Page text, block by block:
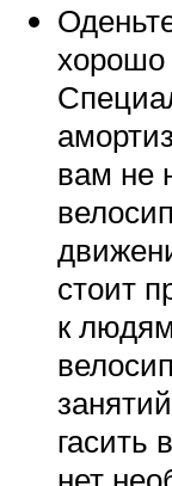
хорошо
вам не
стоит
к
гасить